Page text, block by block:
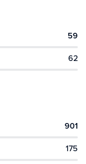
59
62
901
175